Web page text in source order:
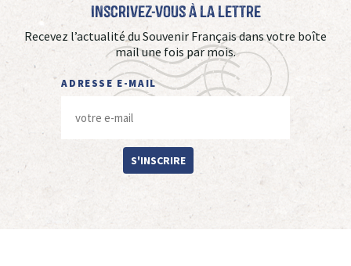
Inscrivez-vous à La Lettre
Recevez l’actualité du Souvenir Français dans votre boîte
mail une fois par mois.
ADRESSE E-MAIL
S'INSCRIRE